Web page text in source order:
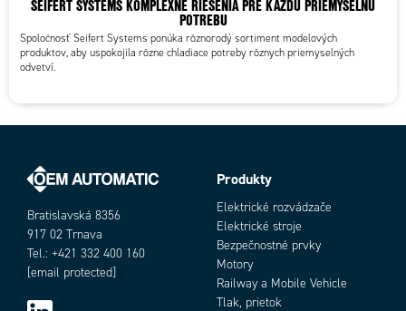
SEIFERT SYSTEMS KOMPLEXNÉ RIEŠENIA PRE KAŽDÚ PRIEMYSELNÚ
POTREBU
Spoločnosť Seifert Systems ponúka rôznorodý sortiment modelových
produktov, aby uspokojila rôzne chladiace potreby rôznych priemyselných
odvetví.
Bratislavská 8356
917 02 Trnava
Tel.: +421 332 400 160
[email protected]
Produkty
Elektrické rozvádzače
Elektrické stroje
Bezpečnostné prvky
Motory
Railway a Mobile Vehicle
Tlak, prietok